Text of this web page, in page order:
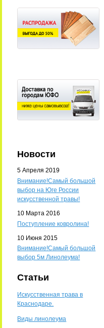
Новости
5 Апреля 2019
Внимание!Самый большой
выбор на Юге России
искусственной травы!
10 Марта 2016
Поступление ковролина!
10 Июня 2015
Внимание!Самый большой
выбор 5м Линолеума!
Статьи
Искусственная трава в
Краснодаре.
Виды линолеума